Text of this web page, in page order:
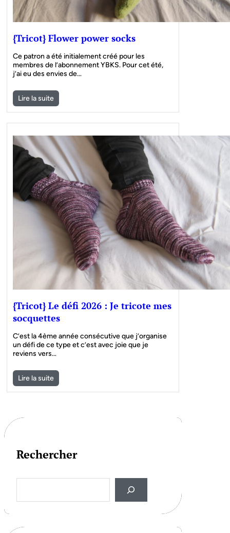
{Tricot} Flower power socks
Ce patron a été initialement créé pour les
membres de l’abonnement YBKS. Pour cet été,
j’ai eu des envies de…
Lire la suite
{Tricot} Le défi 2026 : Je tricote mes
socquettes
C’est la 4ème année consécutive que j’organise
un défi de ce type et c’est avec joie que je
reviens vers…
Lire la suite
Rechercher
a
h